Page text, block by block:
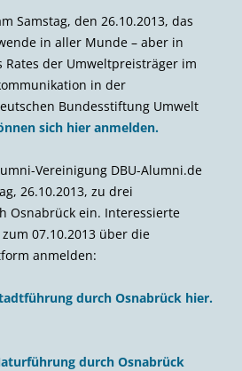
Samstag, den 26.10.2013, das
in aller Munde – aber in
Rates der Umweltpreisträger im
in der
Bundesstiftung Umwelt
sich hier anmelden.
Vereinigung DBU-Alumni.de
26.10.2013, zu drei
Osnabrück ein. Interessierte
07.10.2013 über die
anmelden:
durch Osnabrück hier.
durch Osnabrück